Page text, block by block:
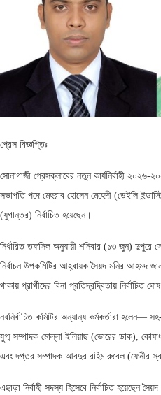
প্রেস বিজ্ঞপ্তিঃ
সোনাগাজী প্রেসক্লাবের নতুন কার্যনির্বাহী ২০২৬-
সভাপতি পদে মেহরাব হোসেন মেহেদী (ডেইলি
(যুগান্তর) নির্বাচিত হয়েছেন।
নির্ধারিত তফসিল অনুযায়ী শনিবার (১৩ জুন) দুপুরে
নির্বাচন উপকমিটির আহ্বায়ক সৈয়দ মনির আহমদ
থাকায় প্রার্থীদের বিনা প্রতিদ্বন্দ্বিতায় নির্বাচিত
নবনির্বাচিত কমিটির অন্যান্য কর্মকর্তারা
যুগ্ম সম্পাদক মোল্লা ইলিয়াছ (ভোরের ডাক),
এবং দপ্তর সম্পাদক আবদুর রহিম রুবেল (ফেনীর
এছাড়া নির্বাহী সদস্য হিসেবে নির্বাচিত হয়েছেন